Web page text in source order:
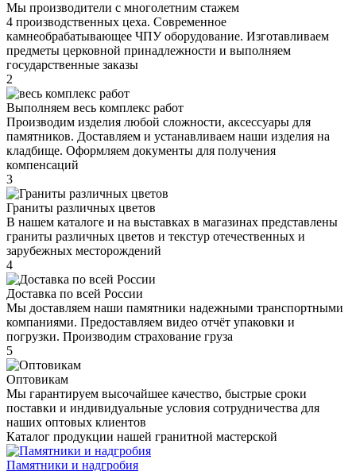
Мы производители с многолетним стажем
4 производственных цеха. Современное
камнеобрабатывающее ЧПУ оборудование. Изготавливаем
предметы церковной принадлежности и выполняем
государственные заказы
2
Выполняем весь комплекс работ
Производим изделия любой сложности, аксессуары для
памятников. Доставляем и устанавливаем наши изделия на
кладбище. Оформляем документы для получения
компенсаций
3
Граниты различных цветов
В нашем каталоге и на выставках в магазинах представлены
граниты различных цветов и текстур отечественных и
зарубежных месторождений
4
Доставка по всей России
Мы доставляем наши памятники надежными транспортными
компаниями. Предоставляем видео отчёт упаковки и
погрузки. Производим страхование груза
5
Оптовикам
Мы гарантируем высочайшее качество, быстрые сроки
поставки и индивидуальные условия сотрудничества для
наших оптовых клиентов
Каталог продукции нашей гранитной мастерской
Памятники и надгробия